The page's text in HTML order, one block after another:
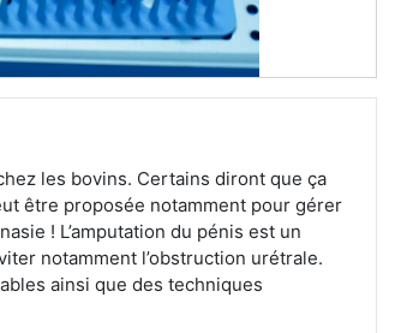
les bovins. Certains diront que ça
être proposée notamment pour gérer
! L’amputation du pénis est un
notamment l’obstruction urétrale.
ainsi que des techniques